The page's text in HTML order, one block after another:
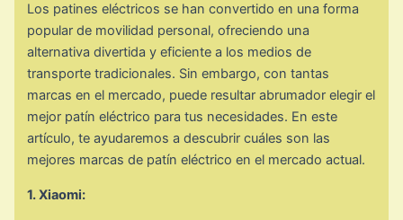
Los patines eléctricos se han convertido en una forma
popular de movilidad personal, ofreciendo una
alternativa divertida y eficiente a los medios de
transporte tradicionales. Sin embargo, con tantas
marcas en el mercado, puede resultar abrumador elegir el
mejor patín eléctrico para tus necesidades. En este
artículo, te ayudaremos a descubrir cuáles son las
mejores marcas de patín eléctrico en el mercado actual.
1. Xiaomi: